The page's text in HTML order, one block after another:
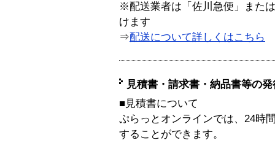
※配送業者は「佐川急便」また
けます
⇒配送について詳しくはこちら
見積書・請求書・納品書等の
■見積書について
ぷらっとオンラインでは、24時
することができます。